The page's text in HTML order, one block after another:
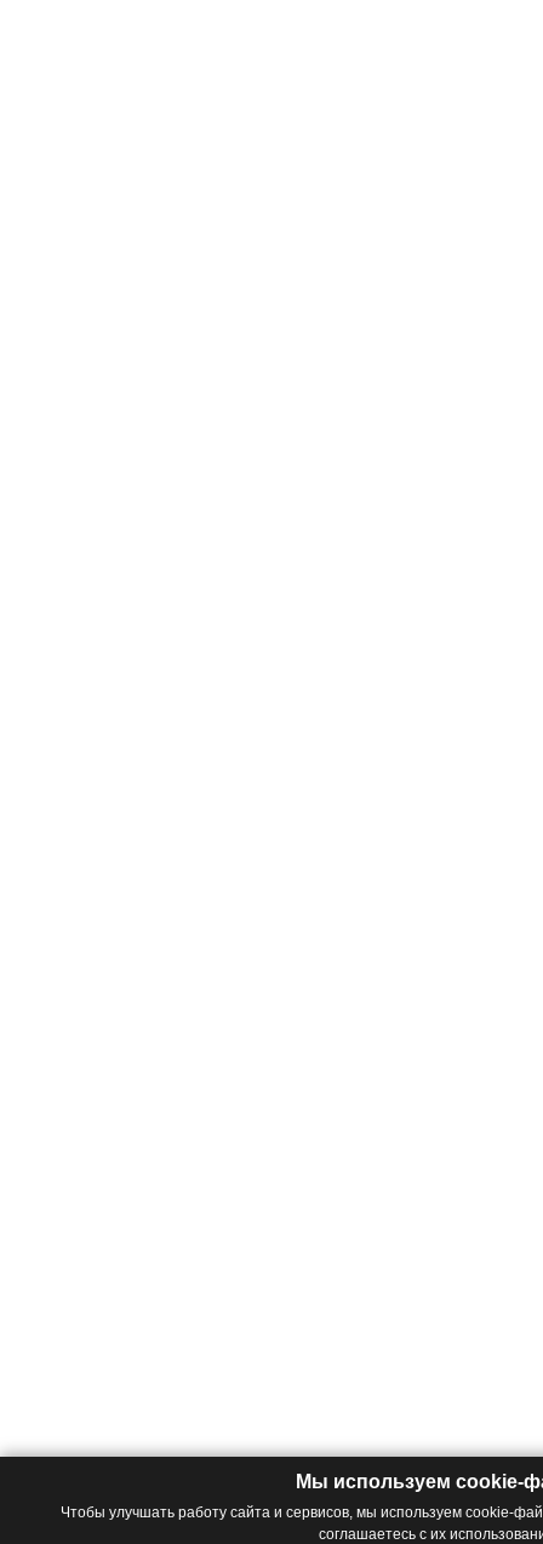
Мы используем cookie-
Чтобы улучшать работу сайта и сервисов, мы используем cookie-
соглашаетесь с их